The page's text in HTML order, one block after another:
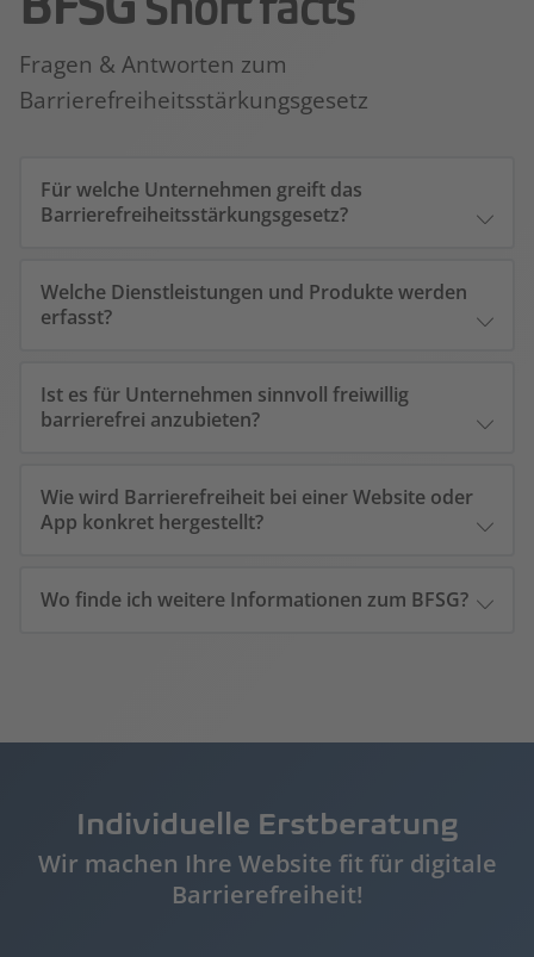
Fragen & Antworten zum
Barrierefreiheitsstärkungsgesetz
Für welche Unternehmen greift das
Barrierefreiheitsstärkungsgesetz?
Welche Dienstleistungen und Produkte werden
erfasst?
Ist es für Unternehmen sinnvoll freiwillig
barrierefrei anzubieten?
Wie wird Barrierefreiheit bei einer Website oder
App konkret hergestellt?
Wo finde ich weitere Informationen zum BFSG?
Individuelle Erstberatung
Wir machen Ihre Website fit für digitale
Barrierefreiheit!